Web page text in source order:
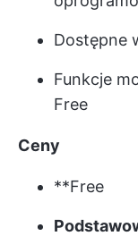
Dostępne
Funkcje
Free
Ceny
**Free